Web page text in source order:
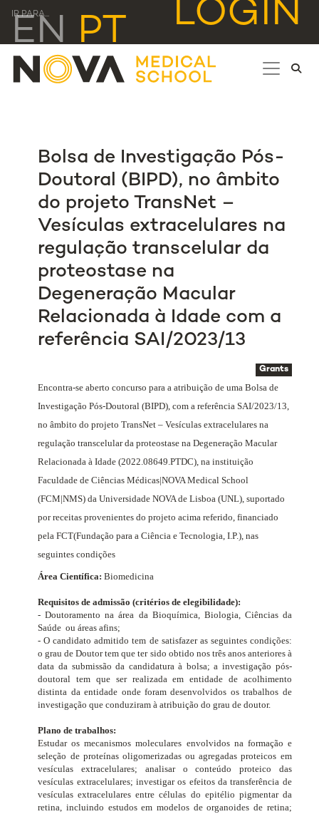
IR PARA... LOGIN
EN PT
Bolsa de Investigação Pós-
Doutoral (BIPD), no âmbito
do projeto TransNet –
Vesículas extracelulares na
regulação transcelular da
proteostase na
Degeneração Macular
Relacionada à Idade com a
referência SAI/2023/13
Grants
Encontra-se aberto concurso para a atribuição de uma Bolsa de
Investigação Pós-Doutoral (BIPD), com a referência SAI/2023/13,
no âmbito do projetoTransNet – Vesículas extracelulares na
regulação transcelular da proteostase na Degeneração Macular
Relacionada à Idade (2022.08649.PTDC), na instituição
Faculdade de Ciências Médicas|NOVA Medical School
(FCM|NMS) da Universidade NOVA de Lisboa (UNL), suportado
por receitas provenientes do projeto acima referido, financiado
pela FCT(Fundação para a Ciência e Tecnologia, I.P.), nas
seguintes condições
Área Científica: Biomedicina
Requisitos de admissão (critérios de elegibilidade):
- Doutoramento na área da Bioquímica, Biologia, Ciências da
Saúde ou áreas afins;
- O candidato admitido tem de satisfazer as seguintes condições:
o grau de Doutor tem que ter sido obtido nos três anos anteriores à
data da submissão da candidatura à bolsa; a investigação pós-
doutoral tem que ser realizada em entidade de acolhimento
distinta da entidade onde foram desenvolvidos os trabalhos de
investigação que conduziram à atribuição do grau de doutor.
Plano de trabalhos:
Estudar os mecanismos moleculares envolvidos na formação e
seleção de proteínas oligomerizadas ou agregadas proteicos em
vesículas extracelulares; analisar o conteúdo proteico das
vesículas extracelulares; investigar os efeitos da transferência de
vesículas extracelulares entre células do epitélio pigmentar da
retina, incluindo estudos em modelos de organoides de retina;